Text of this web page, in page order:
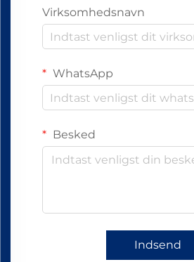
Virksomhedsnavn
WhatsApp
Besked
Indsend